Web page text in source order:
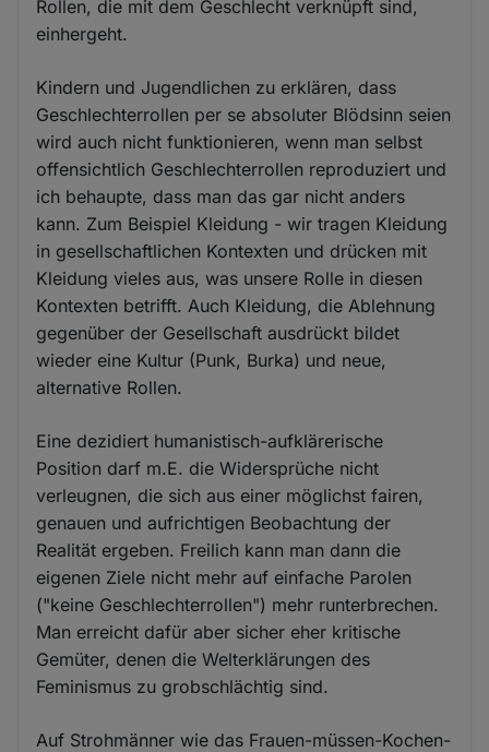
Rollen, die mit dem Geschlecht verknüpft sind,
einhergeht.
Kindern und Jugendlichen zu erklären, dass
Geschlechterrollen per se absoluter Blödsinn seien
wird auch nicht funktionieren, wenn man selbst
offensichtlich Geschlechterrollen reproduziert und
ich behaupte, dass man das gar nicht anders
kann. Zum Beispiel Kleidung - wir tragen Kleidung
in gesellschaftlichen Kontexten und drücken mit
Kleidung vieles aus, was unsere Rolle in diesen
Kontexten betrifft. Auch Kleidung, die Ablehnung
gegenüber der Gesellschaft ausdrückt bildet
wieder eine Kultur (Punk, Burka) und neue,
alternative Rollen.
Eine dezidiert humanistisch-aufklärerische
Position darf m.E. die Widersprüche nicht
verleugnen, die sich aus einer möglichst fairen,
genauen und aufrichtigen Beobachtung der
Realität ergeben. Freilich kann man dann die
eigenen Ziele nicht mehr auf einfache Parolen
("keine Geschlechterrollen") mehr runterbrechen.
Man erreicht dafür aber sicher eher kritische
Gemüter, denen die Welterklärungen des
Feminismus zu grobschlächtig sind.
Auf Strohmänner wie das Frauen-müssen-Kochen-